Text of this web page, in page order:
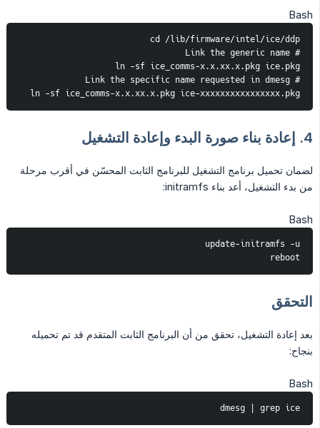
Bash
cd /lib/firmware/intel/ice/ddp
# Link the generic name
ln -sf ice_comms-x.x.xx.x.pkg ice.pkg
# Link the specific name requested in dmesg
ln -sf ice_comms-x.x.xx.x.pkg ice-xxxxxxxxxxxxxxxx.pkg
4. إعادة بناء صورة البدء وإعادة التشغيل
لضمان تحميل برنامج التشغيل للبرنامج الثابت المحسّن في أقرب مرحلة
من بدء التشغيل، أعد بناء initramfs:
Bash
update-initramfs -u
reboot
التحقق
بعد إعادة التشغيل، تحقق من أن البرنامج الثابت المتقدم قد تم تحميله
بنجاح:
Bash
dmesg | grep ice